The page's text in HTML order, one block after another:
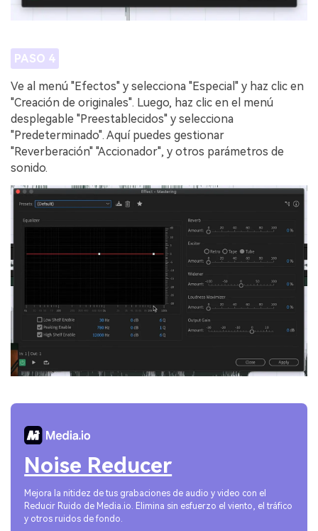
PASO 4
Ve al menú "Efectos" y selecciona "Especial" y haz clic en
"Creación de originales". Luego, haz clic en el menú
desplegable "Preestablecidos" y selecciona
"Predeterminado". Aquí puedes gestionar
"Reverberación" "Accionador", y otros parámetros de
sonido.
Noise Reducer
Mejora la nitidez de tus grabaciones de audio y video con el
Reducir Ruido de Media.io. Elimina sin esfuerzo el viento, el tráfico
y otros ruidos de fondo.